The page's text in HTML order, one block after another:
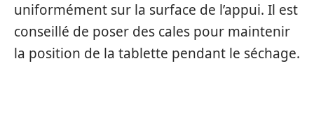
uniformément sur la surface de l’appui. Il est
conseillé de poser des cales pour maintenir
la position de la tablette pendant le séchage.